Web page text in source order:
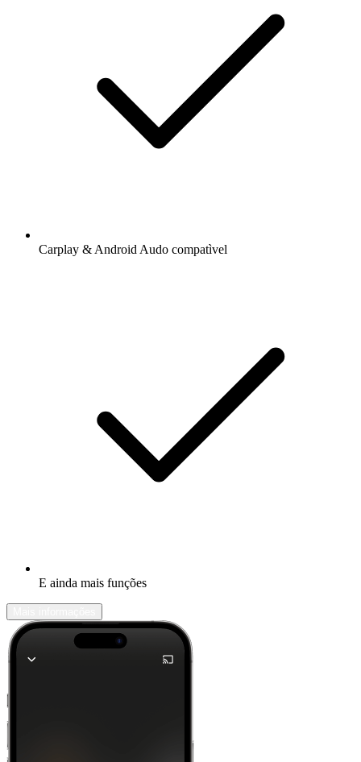
Carplay & Android Audo compatìvel
E ainda mais funções